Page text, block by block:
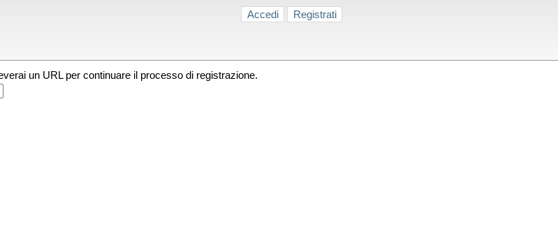
Accedi Registrati
un URL per continuare il processo di registrazione.